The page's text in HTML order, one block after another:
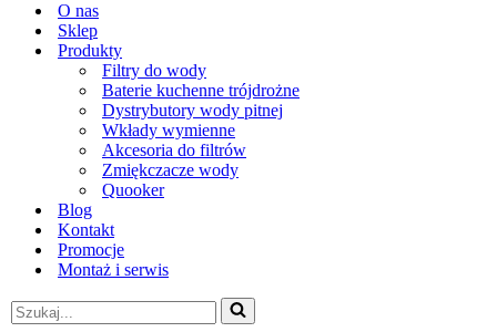
O nas
Sklep
Produkty
Filtry do wody
Baterie kuchenne trójdrożne
Dystrybutory wody pitnej
Wkłady wymienne
Akcesoria do filtrów
Zmiękczacze wody
Quooker
Blog
Kontakt
Promocje
Montaż i serwis
Szukaj...